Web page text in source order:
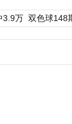
3.9万 双色球148